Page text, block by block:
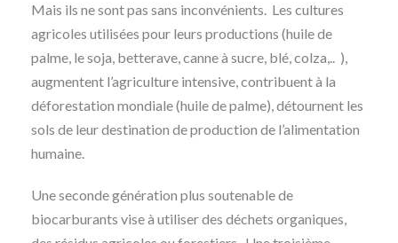
Mais ils ne sont pas sans inconvénients. Les cultures
agricoles utilisées pour leurs productions (huile de
palme, le soja, betterave, canne à sucre, blé, colza,.. ),
augmentent l’agriculture intensive, contribuent à la
déforestation mondiale (huile de palme), détournent les
sols de leur destination de production de l’alimentation
humaine.
Une seconde génération plus soutenable de
biocarburants vise à utiliser des déchets organiques,